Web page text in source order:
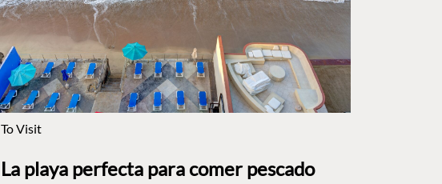
To Visit
La playa perfecta para comer pescado